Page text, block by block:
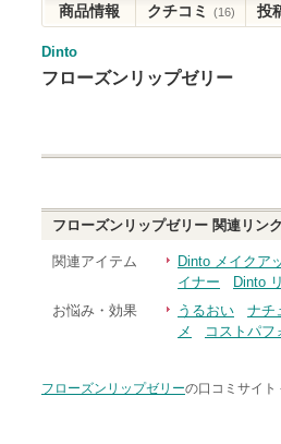
商品情報 クチコミ (16) 投
Dinto
フローズンリップゼリー
フローズンリップゼリー 関連リンク
関連アイテム Dinto メイクア
イナー
Dinto
お悩み・効果
うるおい ナチ
メ
コストパフ
フローズンリップゼリーの口コミサイト